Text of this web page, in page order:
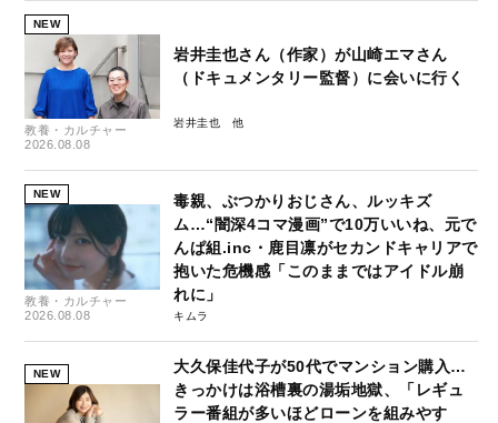
NEW
教養・カルチャー
2026.08.08
岩井圭也さん（作家）が山崎エマさん
（ドキュメンタリー監督）に会いに行く
岩井圭也
NEW
教養・カルチャー
2026.08.08
毒親、ぶつかりおじさん、ルッキズ
ム…“闇深4コマ漫画”で10万いいね、元で
んぱ組.inc・鹿目凛がセカンドキャリアで
抱いた危機感「このままではアイドル崩
れに」
キムラ
NEW
大久保佳代子が50代でマンション購入…
きっかけは浴槽裏の湯垢地獄、「レギュ
ラー番組が多いほどローンを組みやす